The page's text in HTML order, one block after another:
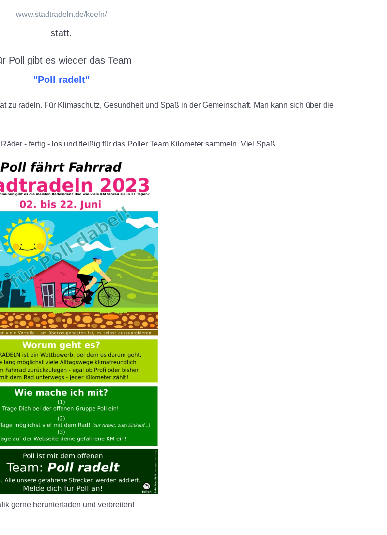
www.stadtradeln.de/koeln/
statt.
Poll gibt es wieder das Team
"Poll radelt"
zu radeln. Für Klimaschutz, Gesundheit und Spaß in der Gemeinschaft. Man kann sich über die
- fertig - los und fleißig für das Poller Team Kilometer sammeln. Viel Spaß.
gerne herunterladen und verbreiten!